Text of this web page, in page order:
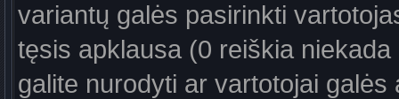
variantų galės pasirinkti
tęsis apklausa (0 reiškia
galite nurodyti ar vartotojai